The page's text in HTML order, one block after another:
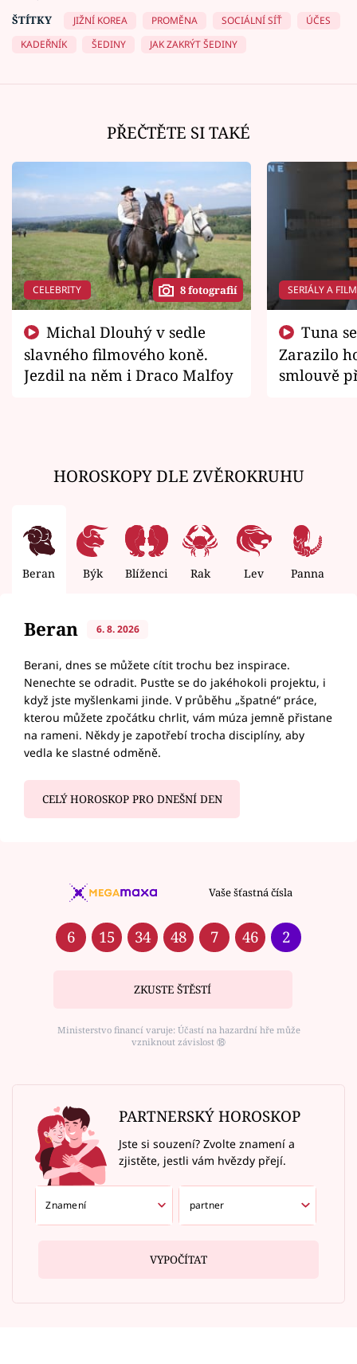
ŠTÍTKY
JIŽNÍ KOREA PROMĚNA SOCIÁLNÍ SÍŤ
ÚČES
KADEŘNÍK
ŠEDINY JAK ZAKRÝT ŠEDINY
PŘEČTĚTE SI TAKÉ
CELEBRITY 8 fotografií
slavného filmového koně.
Jezdil na něm i Draco Malfoy
SERIÁLY A
Zarazilo
smlouvě
HOROSKOPY DLE ZVĚROKRUHU
Beran Býk Blíženci Rak Lev Panna
Beran 6. 8. 2026
Berani, dnes se můžete cítit trochu bez inspirace.
Nenechte se odradit. Pusťte se do jakéhokoli projektu, i
když jste myšlenkami jinde. V průběhu „špatné“ práce,
kterou můžete zpočátku chrlit, vám múza jemně přistane
na rameni. Někdy je zapotřebí trocha disciplíny, aby
vedla ke slastné odměně.
CELÝ HOROSKOP PRO DNEŠNÍ DEN
Vaše šťastná čísla
6 15 34 48 7 46 2
ZKUSTE ŠTĚSTÍ
Ministerstvo financí varuje: Účastí na hazardní hře může
vzniknout závislost ⑱
PARTNERSKÝ HOROSKOP
Jste si souzení? Zvolte znamení a
zjistěte, jestli vám hvězdy přejí.
VYPOČÍTAT